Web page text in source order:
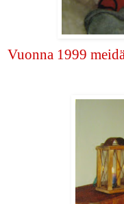
Vuonna 1999